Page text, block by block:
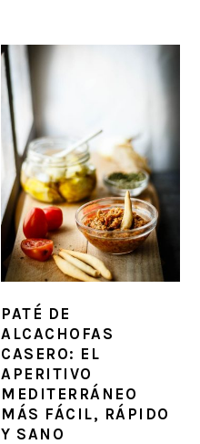
PATÉ DE
ALCACHOFAS
CASERO: EL
APERITIVO
MEDITERRÁNEO
MÁS FÁCIL, RÁPIDO
Y SANO